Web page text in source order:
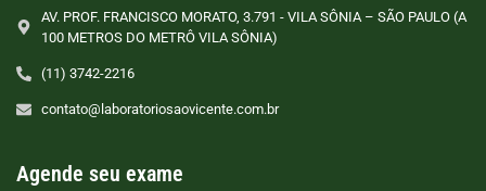
AV. PROF. FRANCISCO MORATO, 3.791 - VILA SÔNIA – SÃO PAULO (A
100 METROS DO METRÔ VILA SÔNIA)
(11) 3742-2216
contato@laboratoriosaovicente.com.br
Agende seu exame